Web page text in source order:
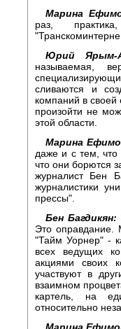
Марина
раз,
Юрий Ярым-
называемая,
сливаются и
компаний в
произойти не
этой области.
Марина
даже и с тем,
что они борются
журналист Бен
журналистики
прессы".
Бен Багдикян:
Это оправдание.
"Тайм Уорнер" -
всех ведущих
акциями своих
участвуют в
взаимном
картель, на
относительно
Марина